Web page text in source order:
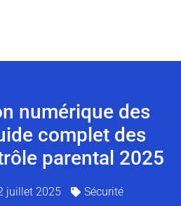
numérique des
complet des
parental 2025
juillet 2025 Sécurité